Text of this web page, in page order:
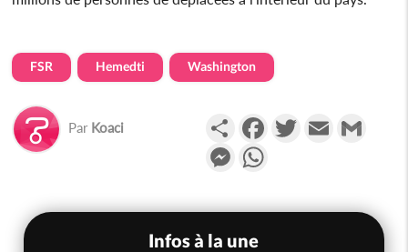
FSR Hemedti Washington
Par Koaci PartagerFacebookTwitterEmail
Messenger
Infos à la une